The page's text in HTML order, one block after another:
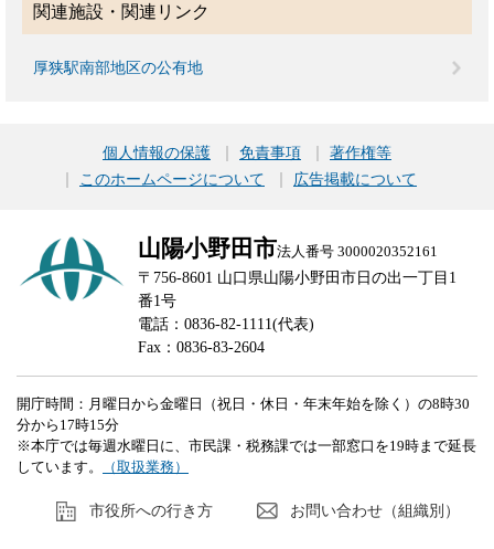
関連施設・関連リンク
厚狭駅南部地区の公有地
個人情報の保護 免責事項
著作権等
このホームページについて
広告掲載について
山陽小野田市法人番号 3000020352161
〒756-8601 山口県山陽小野田市日の出一丁目1
番1号
電話：0836-82-1111(代表)
Fax：0836-83-2604
開庁時間：月曜日から金曜日（祝日・休日・年末年始を除く）の8時30
分から17時15分
※本庁では毎週水曜日に、市民課・税務課では一部窓口を19時まで延長
しています。
（取扱業務）
市役所への行き方 お問い合わせ（組織別）